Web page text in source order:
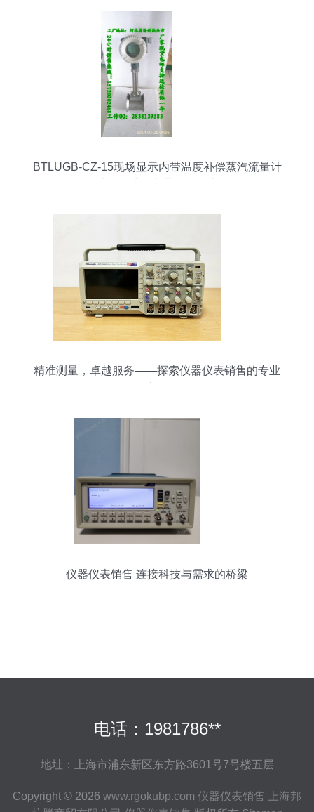
BTLUGB-CZ-15现场显示内带温度补偿蒸汽流量计
精准测量，卓越服务——探索仪器仪表销售的专业
仪器仪表销售 连接科技与需求的桥梁
电话：1981786**
地址：上海市浦东新区东方路3601号7号楼五层
Copyright © 2026 www.rgokubp.com 仪器仪表销售
上海邦